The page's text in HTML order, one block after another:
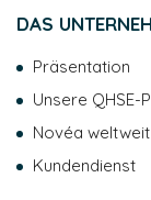
DAS
Präsentation
Unsere QHSE-
Novéa weltweit
Kundendienst